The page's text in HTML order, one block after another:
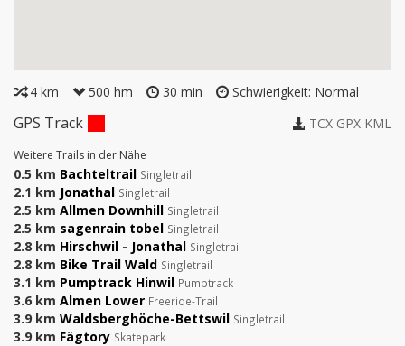
4 km 500 hm 30 min Schwierigkeit: Normal
GPS Track TCX GPX KML
Weitere Trails in der Nähe
0.5 km Bachteltrail Singletrail
2.1 km Jonathal Singletrail
2.5 km Allmen Downhill Singletrail
2.5 km sagenrain tobel Singletrail
2.8 km Hirschwil - Jonathal Singletrail
2.8 km Bike Trail Wald Singletrail
3.1 km Pumptrack Hinwil Pumptrack
3.6 km Almen Lower Freeride-Trail
3.9 km Waldsberghöche-Bettswil Singletrail
3.9 km Fägtory Skatepark